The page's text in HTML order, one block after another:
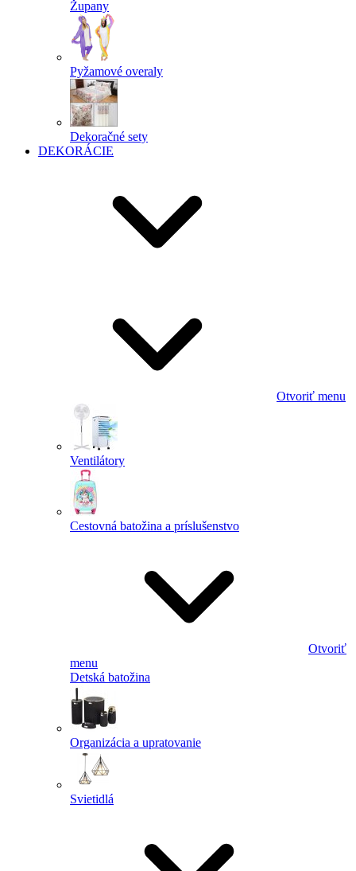
Župany
Pyžamové overaly
Dekoračné sety
DEKORÁCIE
Otvoriť menu
Ventilátory
Cestovná batožina a príslušenstvo
Otvoriť
menu
Detská batožina
Organizácia a upratovanie
Svietidlá